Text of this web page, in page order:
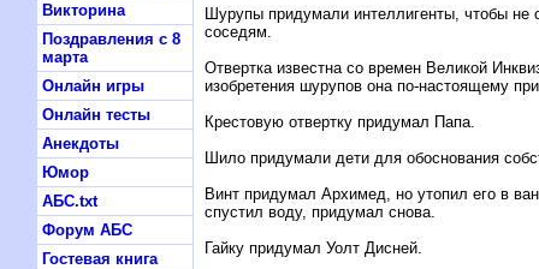
Викторина
Поздравления с 8
марта
Онлайн игры
Онлайн тесты
Анекдоты
Юмор
АБС.txt
Форум АБС
Гостевая книга
Шурупы придумали интеллигенты, чтобы не
соседям.
Отвертка известна со времен Великой
изобретения шурупов она по-настоящему
Крестовую отвертку придумал Папа.
Шило придумали дети для обоснования
Винт придумал Архимед, но утопил его в
спустил воду, придумал снова.
Гайку придумал Уолт Дисней.